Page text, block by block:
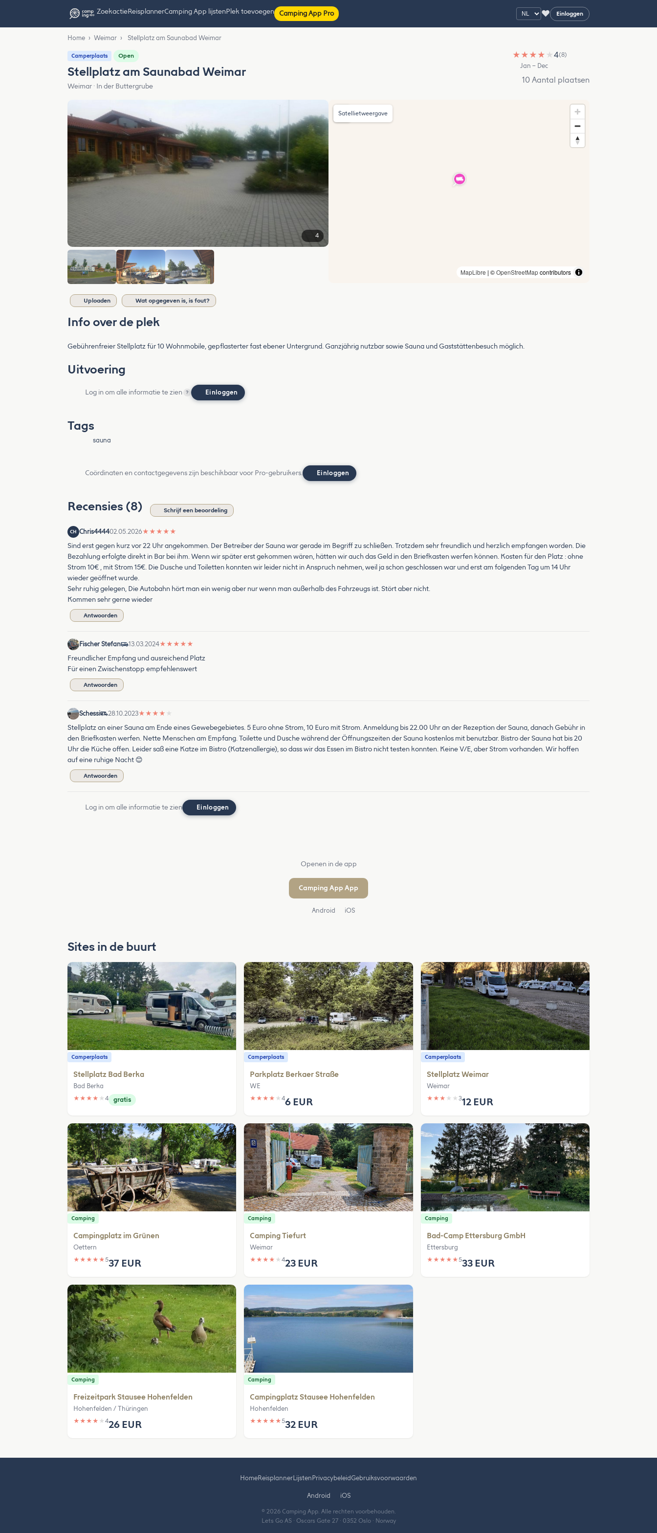
ZoekactieReisplannerCamping App lijstenPlek toevoegen Camping App Pro ♥ Einloggen
Home › Weimar › Stellplatz am Saunabad Weimar
Camperplaats Open
Stellplatz am Saunabad Weimar
Weimar · In der Buttergrube
★ ★ ★ ★ ★4(8)
Jan – Dec
10 Aantal plaatsen
4
MapLibre | ©OpenStreetMapcontributors
Satellietweergave
Uploaden Wat opgegeven is, is fout?
Info over de plek
Gebührenfreier Stellplatz für 10 Wohnmobile, gepflasterter fast ebener Untergrund. Ganzjährig nutzbar sowie Sauna und Gaststättenbesuch möglich.
Uitvoering
Log in om alle informatie te zien ? Einloggen
Tags
sauna
Coördinaten en contactgegevens zijn beschikbaar voor Pro-gebruikers. Einloggen
Recensies (8) Schrijf een beoordeling
CH Chris444402.05.2026★ ★ ★ ★ ★
Sind erst gegen kurz vor 22 Uhr angekommen. Der Betreiber der Sauna war gerade im Begriff zu schließen. Trotzdem sehr freundlich und herzlich empfangen worden. Die
Bezahlung erfolgte direkt in Bar bei ihm. Wenn wir später erst gekommen wären, hätten wir auch das Geld in den Briefkasten werfen können. Kosten für den Platz : ohne
Strom 10€ , mit Strom 15€. Die Dusche und Toiletten konnten wir leider nicht in Anspruch nehmen, weil ja schon geschlossen war und erst am folgenden Tag um 14 Uhr
wieder geöffnet wurde.
Sehr ruhig gelegen, Die Autobahn hört man ein wenig aber nur wenn man außerhalb des Fahrzeugs ist. Stört aber nicht.
Kommen sehr gerne wieder
Antwoorden
Fischer Stefan 13.03.2024★ ★ ★ ★ ★
Freundlicher Empfang und ausreichend Platz
Für einen Zwischenstopp empfehlenswert
Antwoorden
Schessi 28.10.2023★ ★ ★ ★ ★
Stellplatz an einer Sauna am Ende eines Gewebegebietes. 5 Euro ohne Strom, 10 Euro mit Strom. Anmeldung bis 22.00 Uhr an der Rezeption der Sauna, danach Gebühr in
den Briefkasten werfen. Nette Menschen am Empfang. Toilette und Dusche während der Öffnungszeiten der Sauna kostenlos mit benutzbar. Bistro der Sauna hat bis 20
Uhr die Küche offen. Leider saß eine Katze im Bistro (Katzenallergie), so dass wir das Essen im Bistro nicht testen konnten. Keine V/E, aber Strom vorhanden. Wir hoffen
auf eine ruhige Nacht 😊
Antwoorden
Log in om alle informatie te zien Einloggen
Openen in de app
Camping App App
Android iOS
Sites in de buurt
Camperplaats
Stellplatz Bad Berka
Bad Berka
★ ★ ★ ★ ★ 4 gratis
Camperplaats
Parkplatz Berkaer Straße
WE
★ ★ ★ ★ ★46 EUR
Camperplaats
Stellplatz Weimar
Weimar
★ ★ ★ ★ ★ 312 EUR
Camping
Campingplatz im Grünen
Oettern
★ ★ ★ ★ ★537 EUR
Camping
Camping Tiefurt
Weimar
★ ★ ★ ★ ★423 EUR
Camping
Bad-Camp Ettersburg GmbH
Ettersburg
★ ★ ★ ★ ★533 EUR
Camping
Freizeitpark Stausee Hohenfelden
Hohenfelden / Thüringen
★ ★ ★ ★ ★ 426 EUR
Camping
Campingplatz Stausee Hohenfelden
Hohenfelden
★ ★ ★ ★ ★532 EUR
HomeReisplanner Lijsten PrivacybeleidGebruiksvoorwaarden
Android iOS
© 2026 Camping App. Alle rechten voorbehouden.
Lets Go AS · Oscars Gate 27 · 0352 Oslo · Norway